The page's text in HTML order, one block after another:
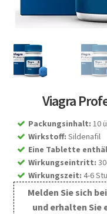
Viagra
Packungsinhalt: 10
Wirkstoff: Sildenafil
Eine Tablette
Wirkungseintritt:
Wirkungszeit: 4-6
Melden Sie sich
und erhalten Sie